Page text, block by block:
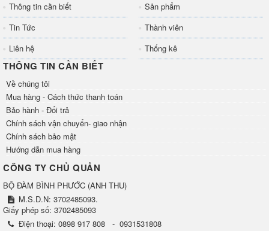
Thông tin cần biết
Sản phẩm
Tin Tức
Thành viên
Liên hệ
Thống kê
THÔNG TIN CẦN BIẾT
Về chúng tôi
Mua hàng - Cách thức thanh toán
Bảo hành - Đổi trả
Chính sách vận chuyển- giao nhận
Chính sách bảo mật
Hướng dẫn mua hàng
CÔNG TY CHỦ QUẢN
BỘ ĐÀM BÌNH PHƯỚC (ANH THU)
M.S.D.N: 3702485093.
Giấy phép số: 3702485093
Điện thoại: 0898 917 808 - 0931531808